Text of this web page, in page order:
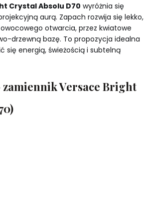
Crystal Absolu D70 wyróżnia się
aurą. Zapach rozwija się lekko,
otwarcia, przez kwiatowe
drzewną bazę. To propozycja idealna
się energią, świeżością i subtelną
zamiennik Versace Bright